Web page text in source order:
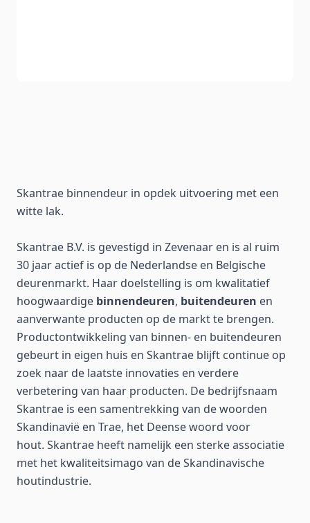
Skantrae binnendeur in opdek uitvoering met een
witte lak.
Skantrae B.V. is gevestigd in Zevenaar en is al ruim
30 jaar actief is op de Nederlandse en Belgische
deurenmarkt. Haar doelstelling is om kwalitatief
hoogwaardige binnendeuren, buitendeuren en
aanverwante producten op de markt te brengen.
Productontwikkeling van binnen- en buitendeuren
gebeurt in eigen huis en Skantrae blijft continue op
zoek naar de laatste innovaties en verdere
verbetering van haar producten. De bedrijfsnaam
Skantrae is een samentrekking van de woorden
Skandinavië en Trae, het Deense woord voor
hout. Skantrae heeft namelijk een sterke associatie
met het kwaliteitsimago van de Skandinavische
houtindustrie.